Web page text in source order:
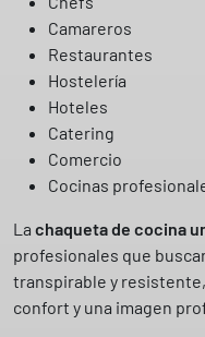
Camareros
Restaurantes
Hostelería
Hoteles
Catering
Comercio
Cocinas
La chaqueta de cocina
profesionales que
transpirable y
confort y una imagen